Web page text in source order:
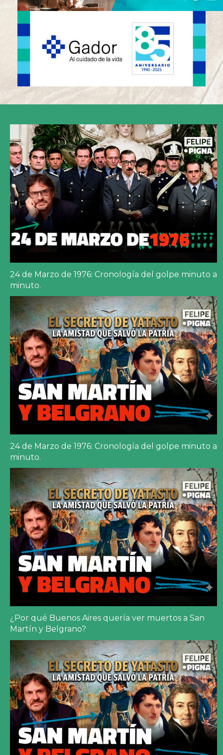
24 de Marzo de 1976: Cronología del golpe minuto a
minuto.
24 de Marzo de 1976: Cronología del golpe minuto a
minuto.
¿Por qué Buenos Aires quería ver muertos a San
Martín y Belgrano?